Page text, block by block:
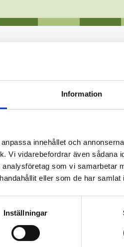
Information
innehållet och
Vi vidarebefordrar även sådana
som vi samarbetar
eller som de har
Inställningar
kan vara giftiga. Eftersom